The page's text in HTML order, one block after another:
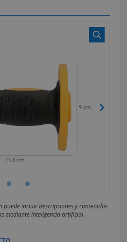
puede incluir descripciones y contenidos
mediante inteligencia artificial.